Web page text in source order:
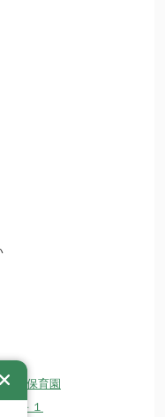
く保育園
２－１